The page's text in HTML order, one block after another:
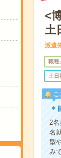
<
土
派遣
職種
土日
こ
＊
2名
名
型
み